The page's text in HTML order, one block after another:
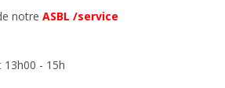
notre ASBL /service
13h00 - 15h